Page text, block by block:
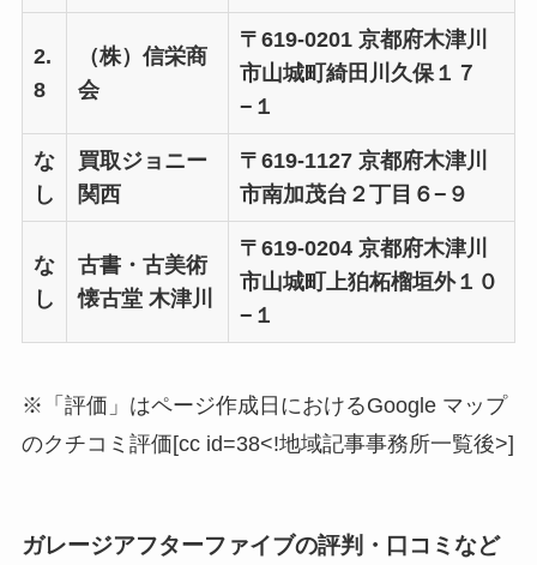
2.
8
（株）信栄商
会
〒619-0201 京都府木津川
市山城町綺田川久保１７
−１
な
し
買取ジョニー
関西
〒619-1127 京都府木津川
市南加茂台２丁目６−９
な
し
古書・古美術
懐古堂 木津川
〒619-0204 京都府木津川
市山城町上狛柘榴垣外１０
−１
※「評価」はページ作成日におけるGoogle マップ
のクチコミ評価[cc id=38<!地域記事事務所一覧後>]
ガレージアフターファイブの評判・口コミなど